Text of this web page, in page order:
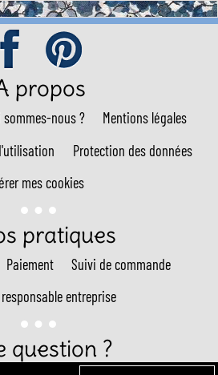
propos
sommes-nous ?
Mentions légales
Protection des données
mes cookies
pratiques
Paiement
Suivi de commande
entreprise
question ?